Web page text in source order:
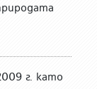
г. като